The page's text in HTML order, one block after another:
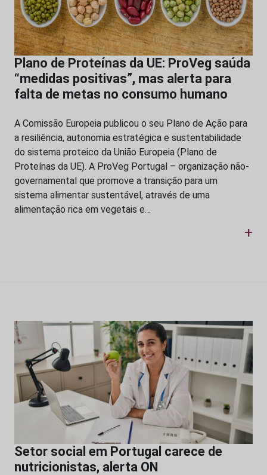
Plano de Proteínas da UE: ProVeg saúda
“medidas positivas”, mas alerta para
falta de metas no consumo humano
A Comissão Europeia publicou o seu Plano de Ação para
a resiliência, autonomia estratégica e sustentabilidade
do sistema proteico da União Europeia (Plano de
Proteínas da UE). A ProVeg Portugal – organização não-
governamental que promove a transição para um
sistema alimentar sustentável, através de uma
alimentação rica em vegetais e…
+
Setor social em Portugal carece de
nutricionistas, alerta ON